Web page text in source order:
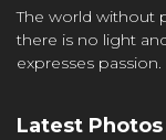
The world without
there is no light
expresses passion.
Latest Photos